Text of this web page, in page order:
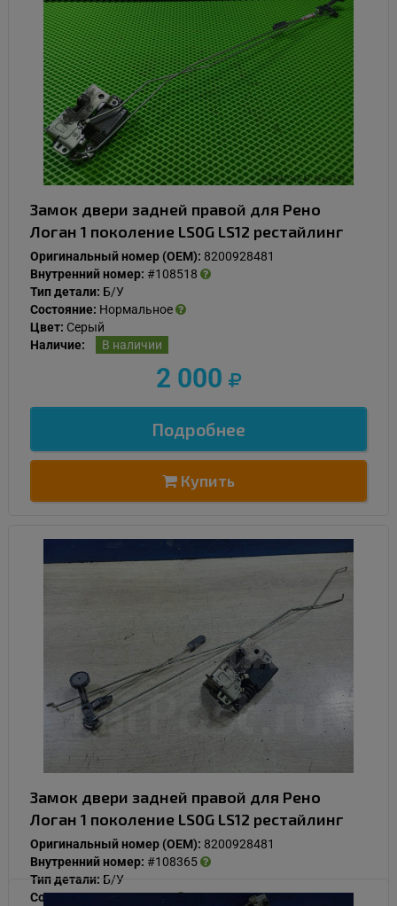
Замок двери задней правой для Рено
Логан 1 поколение LS0G LS12 рестайлинг
Оригинальный номер (OEM): 8200928481
Внутренний номер: #108518
Тип детали: Б/У
Состояние: Нормальное
Цвет: Серый
Наличие:
В наличии
2 000
Подробнее
Купить
Замок двери задней правой для Рено
Логан 1 поколение LS0G LS12 рестайлинг
Оригинальный номер (OEM): 8200928481
Внутренний номер: #108365
Тип детали: Б/У
Состояние:Нормальное